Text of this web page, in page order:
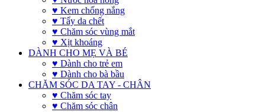
♥ Kem chống nắng
♥ Tẩy da chết
♥ Chăm sóc vùng mắt
♥ Xịt khoáng
DÀNH CHO MẸ VÀ BÉ
♥ Dành cho trẻ em
♥ Dành cho bà bầu
CHĂM SÓC DA TAY - CHÂN
♥ Chăm sóc tay
♥ Chăm sóc chân